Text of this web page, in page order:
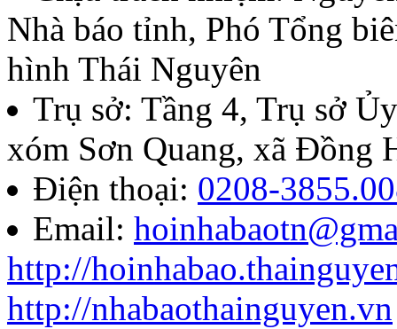
Nhà báo tỉnh, Phó Tổng
hình Thái Nguyên
Trụ sở: Tầng 4, Trụ sở
xóm Sơn Quang, xã Đồng
Điện thoại: 0208-
Email:
http://
http://nhabaothainguyen.vn